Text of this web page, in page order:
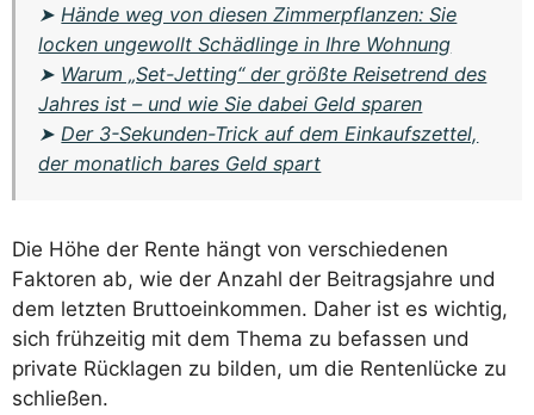
➤Hände weg von diesen Zimmerpflanzen: Sie
locken ungewollt Schädlinge in Ihre Wohnung
➤ Warum „Set-Jetting“ der größte Reisetrend des
Jahres ist – und wie Sie dabei Geld sparen
➤Der 3-Sekunden-Trick auf dem Einkaufszettel,
der monatlich bares Geld spart
Die Höhe der Rente hängt von verschiedenen
Faktoren ab, wie der Anzahl der Beitragsjahre und
dem letzten Bruttoeinkommen. Daher ist es wichtig,
sich frühzeitig mit dem Thema zu befassen und
private Rücklagen zu bilden, um die Rentenlücke zu
schließen.